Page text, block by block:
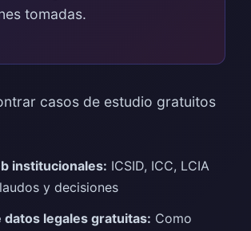
tomadas.
casos de estudio gratuitos
institucionales: ICSID, ICC, LCIA
y decisiones
datos legales gratuitas: Como